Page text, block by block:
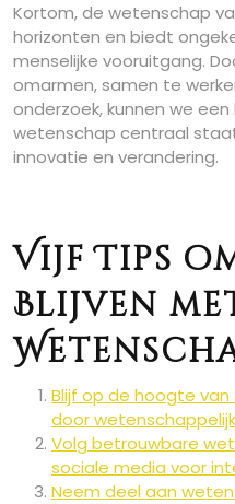
Kortom, de wetenschap
horizonten en biedt
menselijke vooruitgang.
omarmen, samen te
onderzoek, kunnen we
wetenschap centraal
innovatie en verandering.
Vijf Tips
Blijven
Blijf op de hoogte
door
Volg betrouwbare
sociale media voor
Neem deel aan